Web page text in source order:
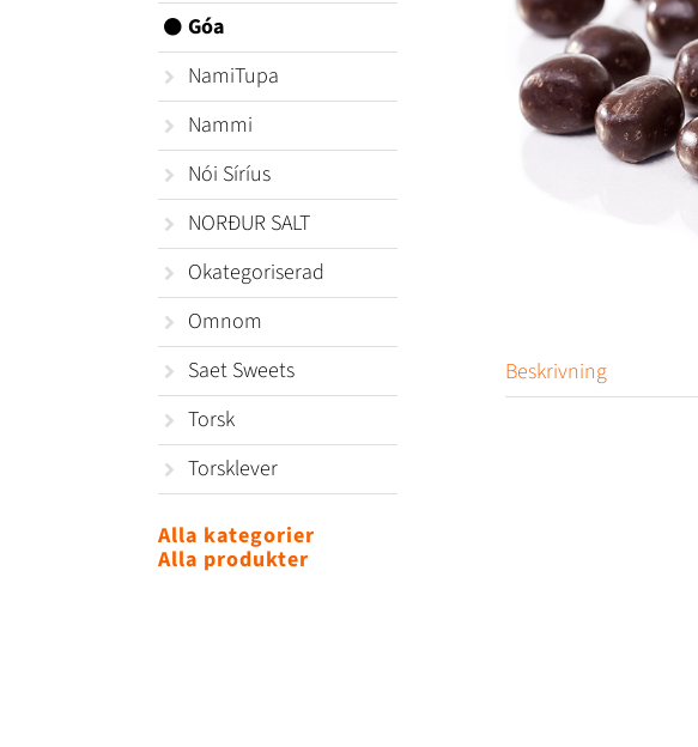
Beskrivning
Góa
NamiTupa
Nammi
Nói Síríus
NORÐUR SALT
Okategoriserad
Omnom
Saet Sweets
Torsk
Torsklever
Alla kategorier
Alla produkter